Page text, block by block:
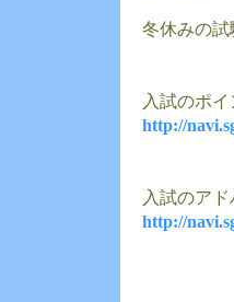
冬休みの試
入試のポイ
http://
入試のアド
http://